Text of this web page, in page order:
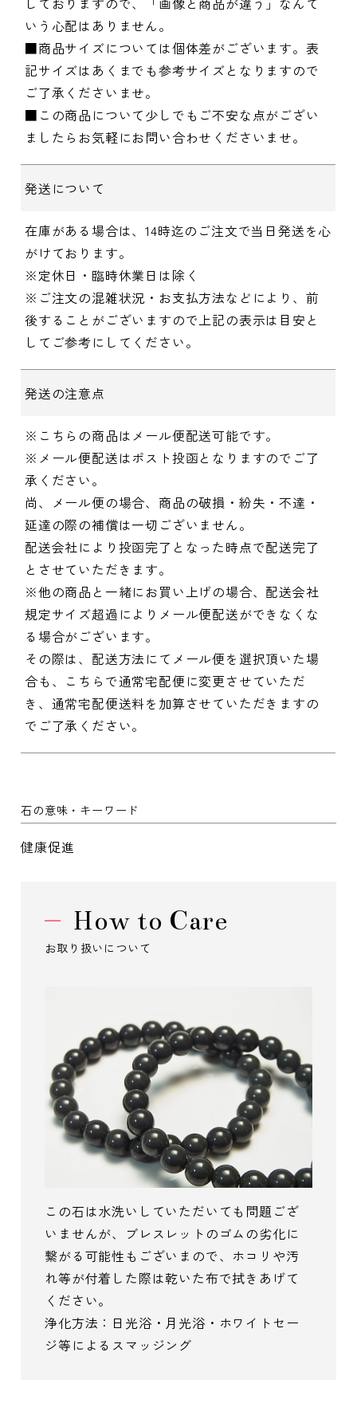
いう心配はありません。
■商品サイズについては個体差がございます。表
記サイズはあくまでも参考サイズとなりますので
ご了承くださいませ。
■この商品について少しでもご不安な点がござい
ましたらお気軽にお問い合わせくださいませ。
発送について
在庫がある場合は、14時迄のご注文で当日発送を心
がけております。
※定休日・臨時休業日は除く
※ご注文の混雑状況・お支払方法などにより、前
後することがございますので上記の表示は目安と
してご参考にしてください。
発送の注意点
※こちらの商品はメール便配送可能です。
※メール便配送はポスト投函となりますのでご了
承ください。
尚、メール便の場合、商品の破損・紛失・不達・
延達の際の補償は一切ございません。
配送会社により投函完了となった時点で配送完了
とさせていただきます。
※他の商品と一緒にお買い上げの場合、配送会社
規定サイズ超過によりメール便配送ができなくな
る場合がございます。
その際は、配送方法にてメール便を選択頂いた場
合も、こちらで通常宅配便に変更させていただ
き、通常宅配便送料を加算させていただきますの
でご了承ください。
石の意味・キーワード
健康促進
How to Care
お取り扱いについて
この石は水洗いしていただいても問題ござ
いませんが、ブレスレットのゴムの劣化に
繋がる可能性もございまので、ホコリや汚
れ等が付着した際は乾いた布で拭きあげて
ください。
浄化方法：日光浴・月光浴・ホワイトセー
ジ等によるスマッジング